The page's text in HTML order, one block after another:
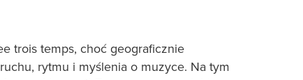
trois temps, choć geograficznie
rytmu i myślenia o muzyce. Na tym